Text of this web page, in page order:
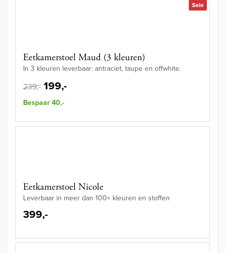
Sale
Eetkamerstoel Maud (3 kleuren)
In 3 kleuren leverbaar: antraciet, taupe en offwhite.
239,- 199,-
Bespaar 40,-
Eetkamerstoel Nicole
Leverbaar in meer dan 100+ kleuren en stoffen
399,-